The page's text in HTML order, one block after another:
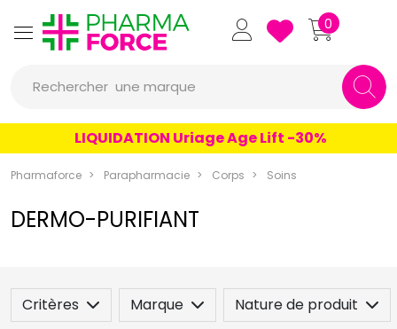
Pharmaforce Grande
0
Rechercher une marque
un conseil
un produit
LIQUIDATION Uriage Age Lift -30%
Pharmaforce Parapharmacie Corps Soins
DERMO-PURIFIANT
Critères Marque Nature de produit